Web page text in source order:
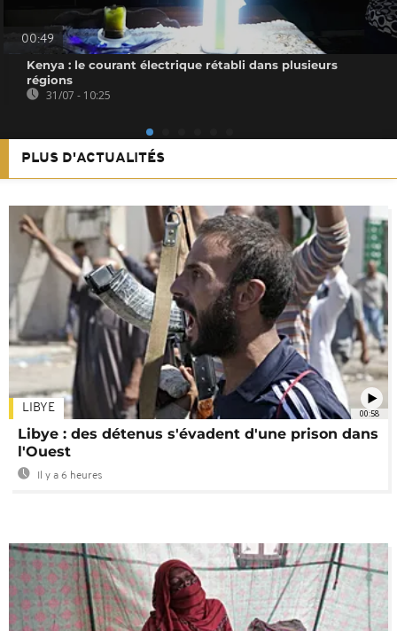
00:49
Kenya : le courant électrique rétabli dans plusieurs
régions
31/07 - 10:25
PLUS D'ACTUALITÉS
00:58
LIBYE
Libye : des détenus s'évadent d'une prison dans
l'Ouest
Il y a 6 heures